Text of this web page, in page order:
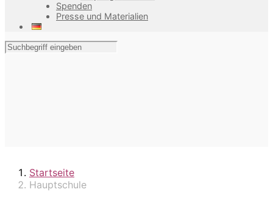
Spenden
Presse und Materialien
Startseite
Hauptschule